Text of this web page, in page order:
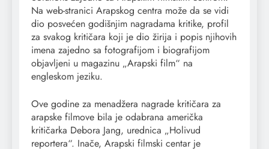
Na web-stranici Arapskog centra može da se vidi
dio posvećen godišnjim nagradama kritike, profil
za svakog kritičara koji je dio žirija i popis njihovih
imena zajedno sa fotografijom i biografijom
objavljeni u magazinu „Arapski film“ na
engleskom jeziku.
Ove godine za menadžera nagrade kritičara za
arapske filmove bila je odabrana američka
kritičarka Debora Jang, urednica „Holivud
reportera“. Inače, Arapski filmski centar je